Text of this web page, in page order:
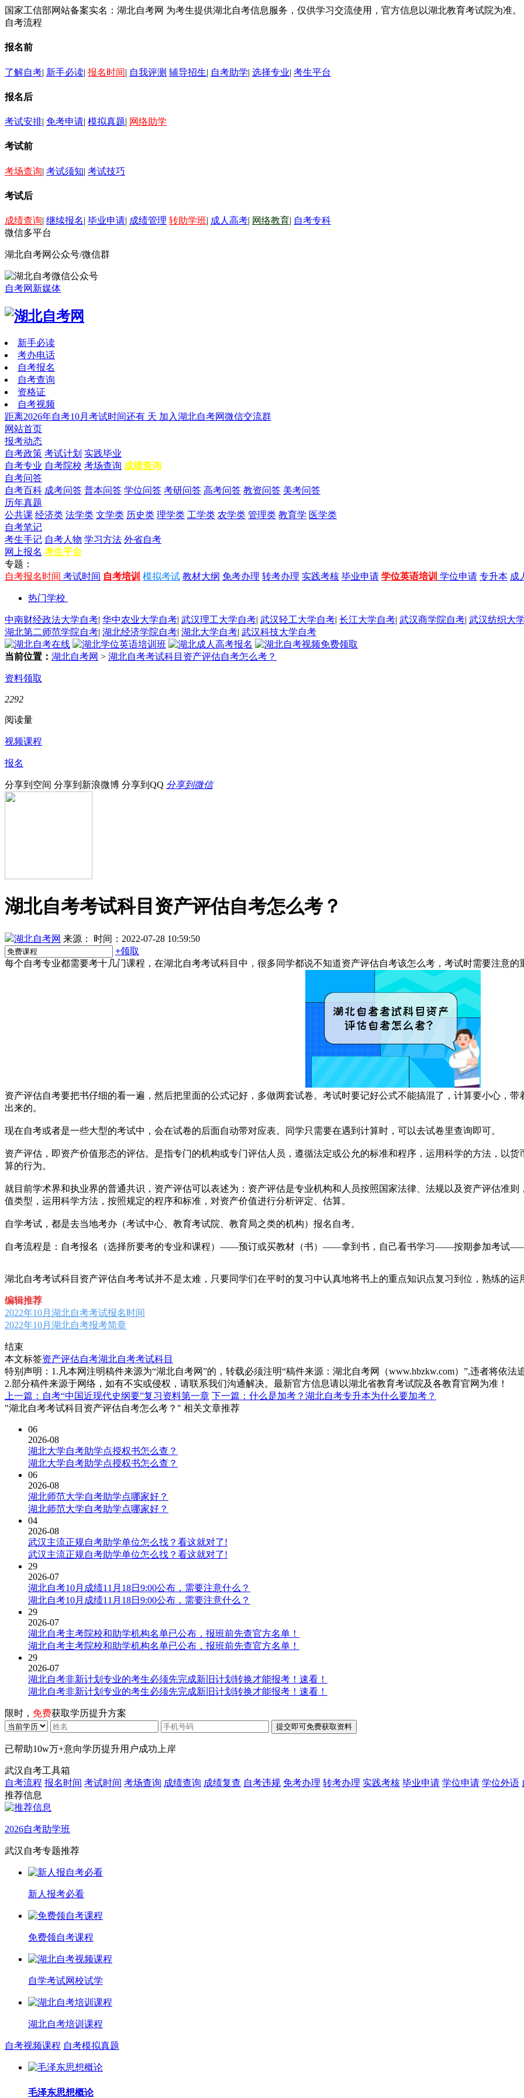
国家工信部网站备案实名：湖北自考网 为考生提供湖北自考信息服务，仅供学习交流使用，官方信息以湖北教育考试院为准。
自考流程
报名前
了解自考| 新手必读| 报名时间| 自我评测 辅导招生| 自考助学| 选择专业| 考生平台
报名后
考试安排| 免考申请| 模拟真题| 网络助学
考试前
考场查询| 考试须知| 考试技巧
考试后
成绩查询| 继续报名| 毕业申请| 成绩管理 转助学班| 成人高考| 网络教育| 自考专科
微信多平台
湖北自考网公众号/微信群
自考网新媒体
新手必读
考办电话
自考报名
自考查询
资格证
自考视频
距离2026年自考10月考试时间还有 天 加入湖北自考网微信交流群
网站首页
报考动态
自考政策 考试计划 实践毕业
自考专业 自考院校 考场查询 成绩查询
自考问答
自考百科 成考问答 普本问答 学位问答 考研问答 高考问答 教资问答 美考问答
历年真题
公共课 经济类 法学类 文学类 历史类 理学类 工学类 农学类 管理类 教育学 医学类
自考笔记
考生手记 自考人物 学习方法 外省自考
网上报名 考生平台
专题：
自考报名时间 考试时间 自考培训 模拟考试 教材大纲 免考办理 转考办理 实践考核 毕业申请 学位英语培训 学位申请 专升本 成
热门学校
中南财经政法大学自考| 华中农业大学自考| 武汉理工大学自考| 武汉轻工大学自考| 长江大学自考| 武汉商学院自考| 武汉纺织大
湖北第二师范学院自考| 湖北经济学院自考| 湖北大学自考| 武汉科技大学自考
当前位置： 湖北自考网 > 湖北自考考试科目资产评估自考怎么考？
资料领取
2292
阅读量
视频课程
报名
分享到空间 分享到新浪微博 分享到QQ 分享到微信
湖北自考考试科目资产评估自考怎么考？
湖北自考网 来源：
时间：2022-07-28 10:59:50
+领取
每个自考专业都需要考十几门课程，在湖北自考考试科目中，很多同学都说不知道资产评估自考该怎么考，考试时需要注意的
资产评估自考要把书仔细的看一遍，然后把里面的公式记好，多做两套试卷。考试时要记好公式不能搞混了，计算要小心，
出来的。
现在自考或者是一些大型的考试中，会在试卷的后面自动带对应表。同学只需要在遇到计算时，可以去试卷里查询即可。
资产评估，即资产价值形态的评估。是指专门的机构或专门评估人员，遵循法定或公允的标准和程序，运用科学的方法，以
算的行为。
就目前学术界和执业界的普通共识，资产评估可以表述为：资产评估是专业机构和人员按照国家法律、法规以及资产评估准
值类型，运用科学方法，按照规定的程序和标准，对资产价值进行分析评定、估算。
自学考试，都是去当地考办（考试中心、教育考试院、教育局之类的机构）报名自考。
自考流程是：自考报名（选择所要考的专业和课程）——预订或买教材（书）——拿到书，自己看书学习——按期参加考试
湖北自考考试科目资产评估自考考试并不是太难，只要同学们在平时的复习中认真地将书上的重点知识点复习到位，熟练的运
编辑推荐
2022年10月湖北自考考试报名时间
2022年10月湖北自考报考简章
结束
本文标签资产评估自考湖北自考考试科目
特别声明：1.凡本网注明稿件来源为“湖北自考网”的，转载必须注明“稿件来源：湖北自考网（www.hbzkw.com）”,违者将依法
2.部分稿件来源于网络，如有不实或侵权，请联系我们沟通解决。最新官方信息请以湖北省教育考试院及各教育官网为准！
上一篇：自考“中国近现代史纲要”复习资料第一章 下一篇：什么是加考？湖北自考专升本为什么要加考？
"湖北自考考试科目资产评估自考怎么考？" 相关文章推荐
06
2026-08
湖北大学自考助学点授权书怎么查？
湖北大学自考助学点授权书怎么查？
06
2026-08
湖北师范大学自考助学点哪家好？
湖北师范大学自考助学点哪家好？
04
2026-08
武汉主流正规自考助学单位怎么找？看这就对了!
武汉主流正规自考助学单位怎么找？看这就对了!
29
2026-07
湖北自考10月成绩11月18日9:00公布，需要注意什么？
湖北自考10月成绩11月18日9:00公布，需要注意什么？
29
2026-07
湖北自考主考院校和助学机构名单已公布，报班前先查官方名单！
湖北自考主考院校和助学机构名单已公布，报班前先查官方名单！
29
2026-07
湖北自考非新计划专业的考生必须先完成新旧计划转换才能报考！速看！
湖北自考非新计划专业的考生必须先完成新旧计划转换才能报考！速看！
限时， 免费获取学历提升方案
已帮助10w万+意向学历提升用户成功上岸
武汉自考工具箱
自考流程 报名时间 考试时间 考场查询 成绩查询 成绩复查 自考违规 免考办理 转考办理 实践考核 毕业申请 学位申请 学位外语
推荐信息
2026自考助学班
武汉自考专题推荐
新人报考必看
免费领自考课程
自学考试网校试学
湖北自考培训课程
自考视频课程 自考模拟真题
毛泽东思想概论